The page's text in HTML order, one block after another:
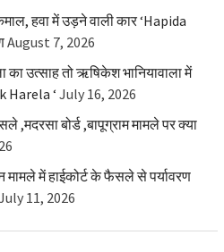
हवा में उड़ने वाली कार ‘Hapida
August 7, 2026
उत्साह तो ऋषिकेश भानियावाला में
Harela ‘ July 16, 2026
,मदरसा बोर्ड ,बापूग्राम मामले पर क्या
में हाईकोर्ट के फैसले से पर्यावरण
11, 2026